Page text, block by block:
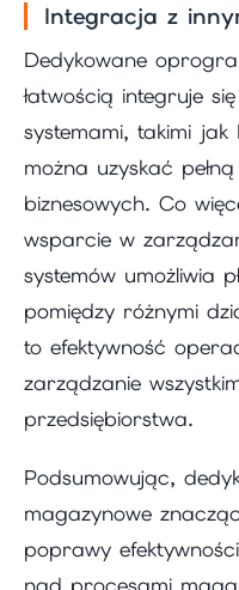
Integracja z
Dedykowane
łatwością integruje
systemami, takimi jak
można uzyskać
biznesowych. Co
wsparcie w
systemów umożliwia
pomiędzy różnymi
to efektywność
zarządzanie
przedsiębiorstwa.
Podsumowując,
magazynowe
poprawy